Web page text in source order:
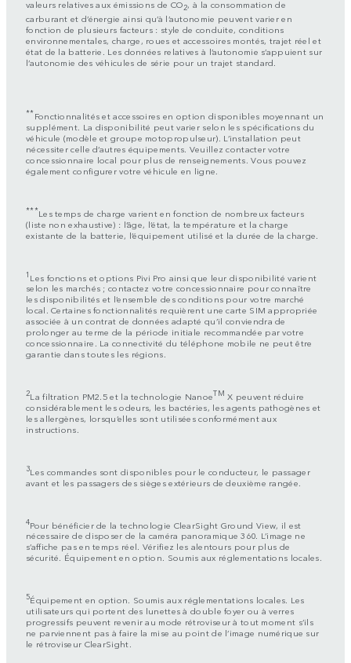
valeurs relatives aux émissions de CO2, à la consommation de
carburant et d’énergie ainsi qu’à l’autonomie peuvent varier en
fonction de plusieurs facteurs : style de conduite, conditions
environnementales, charge, roues et accessoires montés, trajet réel et
état de la batterie. Les données relatives à l’autonomie s’appuient sur
l’autonomie des véhicules de série pour un trajet standard.
**Fonctionnalités et accessoires en option disponibles moyennant un
supplément. La disponibilité peut varier selon les spécifications du
véhicule (modèle et groupe motopropulseur). L’installation peut
nécessiter celle d’autres équipements. Veuillez contacter votre
concessionnaire local pour plus de renseignements. Vous pouvez
également configurer votre véhicule en ligne.
***Les temps de charge varient en fonction de nombreux facteurs
(liste non exhaustive) : l’âge, l’état, la température et la charge
existante de la batterie, l’équipement utilisé et la durée de la charge.
1 Les fonctions et options Pivi Pro ainsi que leur disponibilité varient
selon les marchés ; contactez votre concessionnaire pour connaître
les disponibilités et l’ensemble des conditions pour votre marché
local. Certaines fonctionnalités requièrent une carte SIM appropriée
associée à un contrat de données adapté qu’il conviendra de
prolonger au terme de la période initiale recommandée par votre
concessionnaire. La connectivité du téléphone mobile ne peut être
garantie dans toutes les régions.
2La filtration PM2.5 et la technologie NanoeTM X peuvent réduire
considérablement les odeurs, les bactéries, les agents pathogènes et
les allergènes, lorsqu’elles sont utilisées conformément aux
instructions.
3Les commandes sont disponibles pour le conducteur, le passager
avant et les passagers des sièges extérieurs de deuxième rangée.
4Pour bénéficier de la technologie ClearSight Ground View, il est
nécessaire de disposer de la caméra panoramique 360. L’image ne
s’affiche pas en temps réel. Vérifiez les alentours pour plus de
sécurité. Équipement en option. Soumis aux réglementations locales.
5Équipement en option. Soumis aux réglementations locales. Les
utilisateurs qui portent des lunettes à double foyer ou à verres
progressifs peuvent revenir au mode rétroviseur à tout moment s’ils
ne parviennent pas à faire la mise au point de l’image numérique sur
le rétroviseur ClearSight.